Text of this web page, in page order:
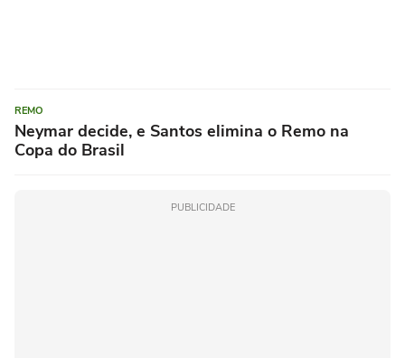
REMO
Neymar decide, e Santos elimina o Remo na
Copa do Brasil
PUBLICIDADE